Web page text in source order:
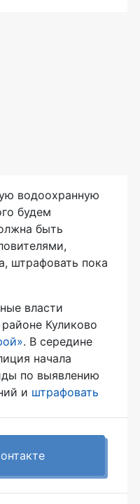
водоохранную
будем
быть
штрафовать пока
власти
Куликово
. В середине
начала
по выявлению
и штрафовать